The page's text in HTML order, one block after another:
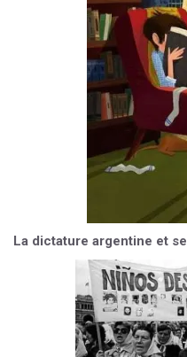
La dictature argentine et